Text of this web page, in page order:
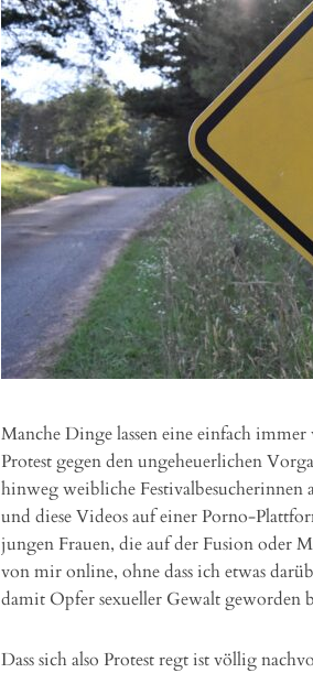
Manche Dinge lassen eine einfach
Protest gegen den ungeheuerlichen
hinweg weibliche
und diese Videos auf einer Porno-
jungen Frauen, die auf der Fusion oder
von mir online, ohne dass ich etwas
damit Opfer sexueller Gewalt geworden
Dass sich also Protest regt ist völlig